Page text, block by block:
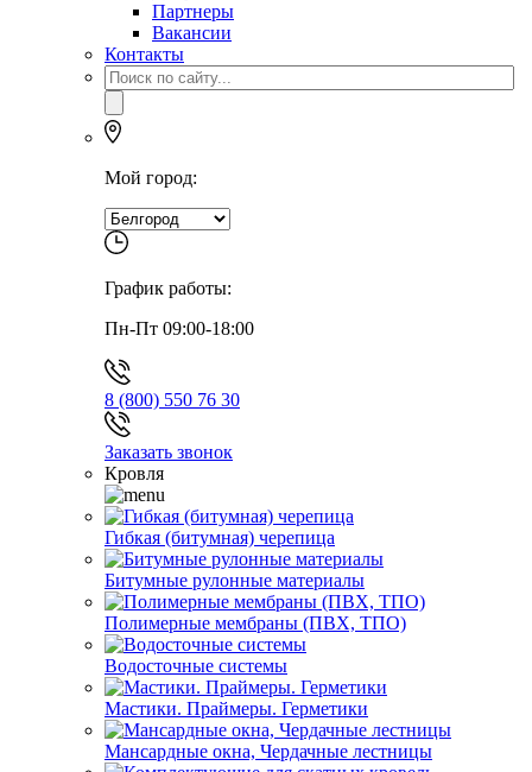
Партнеры
Вакансии
Контакты
Мой город:
График работы:
Пн-Пт 09:00-18:00
8 (800) 550 76 30
Заказать звонок
Кровля
Гибкая (битумная) черепица
Битумные рулонные материалы
Полимерные мембраны (ПВХ, ТПО)
Водосточные системы
Мастики. Праймеры. Герметики
Мансардные окна, Чердачные лестницы